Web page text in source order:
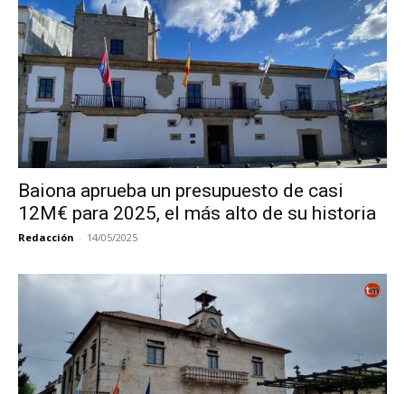
Baiona aprueba un presupuesto de casi
12M€ para 2025, el más alto de su historia
Redacción - 14/05/2025